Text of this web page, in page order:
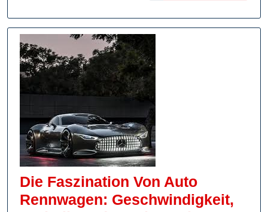
Die Faszination Von Auto
Rennwagen: Geschwindigkeit,